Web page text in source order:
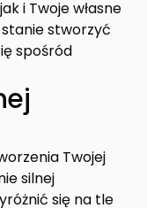
i Twoje własne
stworzyć
spośród
Twojej
silnej
się na tle